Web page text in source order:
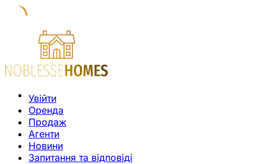
Увійти
Оренда
Продаж
Агенти
Новини
Запитання та відповіді